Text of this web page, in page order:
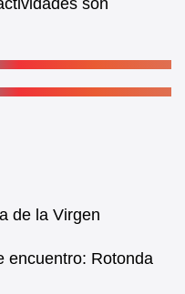
de la Virgen
encuentro: Rotonda